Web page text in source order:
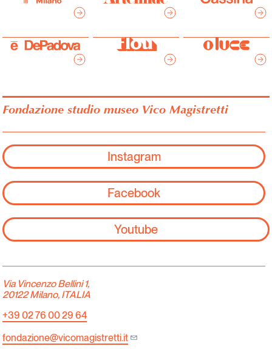
Fondazione studio museo Vico Magistretti
Instagram
Facebook
Youtube
Via Vincenzo Bellini 1,
20122 Milano, ITALIA
+39 02 76 00 29 64
fondazione@vicomagistretti.it